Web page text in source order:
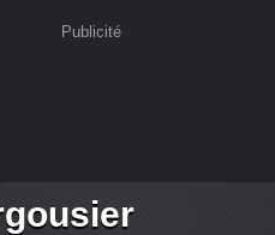
Publicité